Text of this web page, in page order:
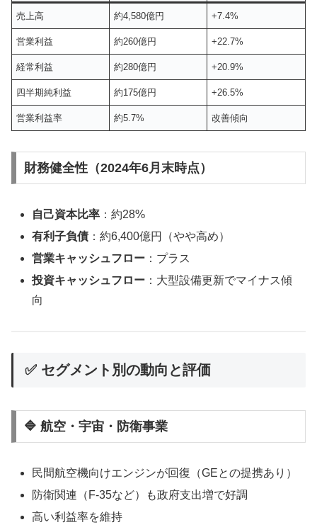
売上高 約4,580億円 +7.4%
営業利益 約260億円 +22.7%
経常利益 約280億円 +20.9%
四半期純利益 約175億円 +26.5%
営業利益率 約5.7% 改善傾向
財務健全性（2024年6月末時点）
自己資本比率 ：約28%
有利子負債 ：約6,400億円（やや高め）
営業キャッシュフロー ：プラス
投資キャッシュフロー ：大型設備更新でマイナス傾
向
✅ セグメント別の動向と評価
🔷 航空・宇宙・防衛事業
民間航空機向けエンジンが回復（GEとの提携あり）
防衛関連（F-35など）も政府支出増で好調
高い利益率を維持